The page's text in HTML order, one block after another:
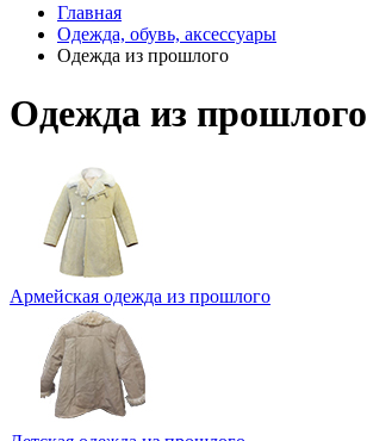
Главная
Одежда, обувь, аксессуары
Одежда из прошлого
Одежда из прошлого
Армейская одежда из прошлого